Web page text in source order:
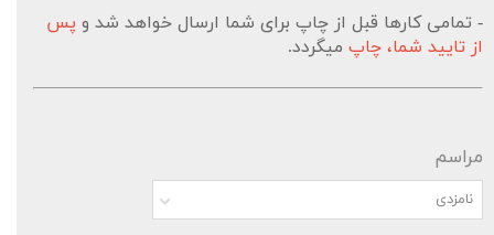
- تمامی کارها قبل از چاپ برای شما ارسال خواهد شد و پس
از تایید شما، چاپ میگردد.
مراسم
نامزدی